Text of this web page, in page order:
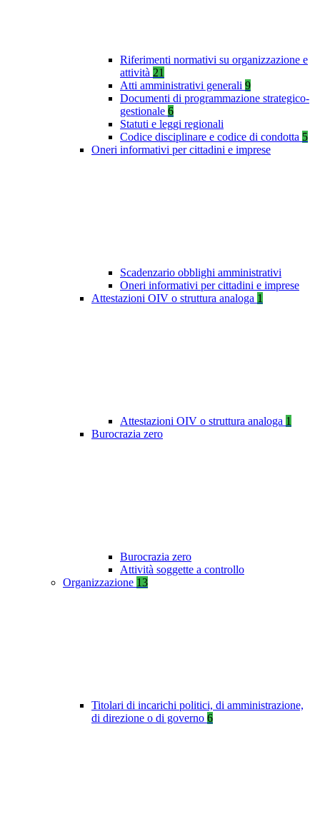
Riferimenti normativi su organizzazione e
attività 21
Atti amministrativi generali 9
Documenti di programmazione strategico-
gestionale 6
Statuti e leggi regionali
Codice disciplinare e codice di condotta 5
Oneri informativi per cittadini e imprese
Scadenzario obblighi amministrativi
Oneri informativi per cittadini e imprese
Attestazioni OIV o struttura analoga 1
Attestazioni OIV o struttura analoga 1
Burocrazia zero
Burocrazia zero
Attività soggette a controllo
Organizzazione 13
Titolari di incarichi politici, di amministrazione,
di direzione o di governo 6